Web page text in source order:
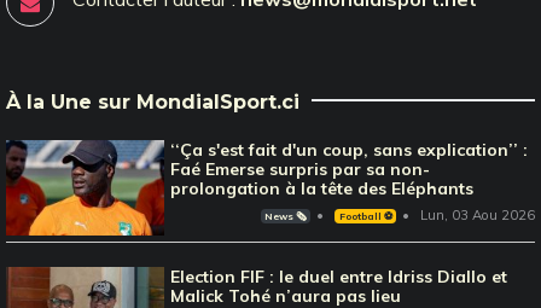
À la Une sur MondialSport.ci
‘‘Ça s'est fait d'un coup, sans explication’’ :
Faé Emerse surpris par sa non-
prolongation à la tête des Eléphants
News 🗞️ Football ⚽️ Lun, 03 Aou 2026
Election FIF : le duel entre Idriss Diallo et
Malick Tohé n’aura pas lieu